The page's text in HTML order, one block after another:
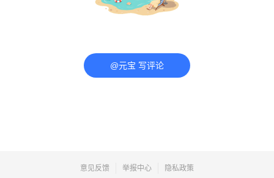
@元宝 写评论
意见反馈 举报中心 隐私政策